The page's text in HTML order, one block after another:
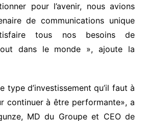
pour l’avenir, nous avions
de communications unique
tous nos besoins de
dans le monde », ajoute la
type d’investissement qu’il faut à
continuer à être performante», a
MD du Groupe et CEO de